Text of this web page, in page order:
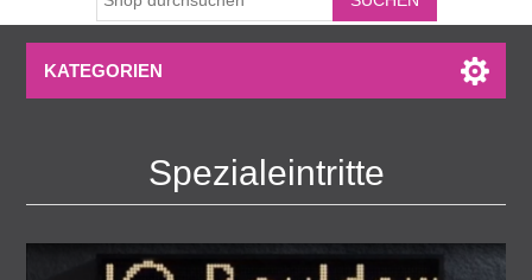
KATEGORIEN
Spezialeintritte